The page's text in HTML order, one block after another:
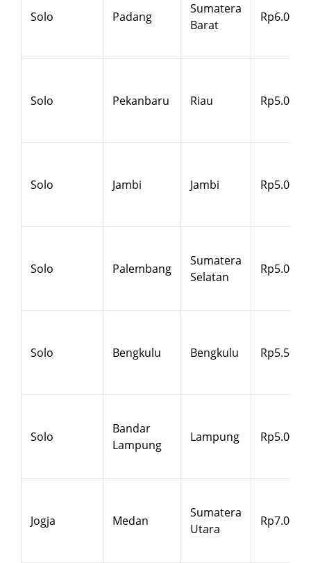
Solo Padang
Sumatera
Barat
Rp6.000
Solo Pekanbaru Riau Rp5.000
Solo Jambi Jambi Rp5.000
Solo Palembang
Sumatera
Selatan
Rp5.000
Solo Bengkulu Bengkulu Rp5.500
Solo
Bandar
Lampung
Lampung Rp5.000
Jogja Medan
Sumatera
Utara
Rp7.000